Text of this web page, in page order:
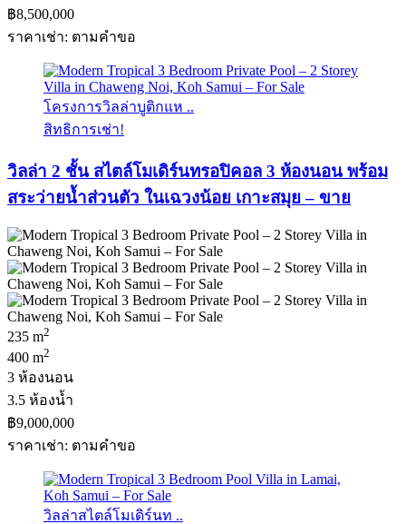
฿8,500,000
ราคาเช่า: ตามคําขอ
โครงการวิลล่าบูติกแห ..
สิทธิการเช่า!
วิลล่า 2 ชั้น สไตล์โมเดิร์นทรอปิคอล 3 ห้องนอน พร้อม
สระว่ายน้ำส่วนตัว ในเฉวงน้อย เกาะสมุย – ขาย
235 m2
400 m2
3 ห้องนอน
3.5 ห้องน้ำ
฿9,000,000
ราคาเช่า: ตามคําขอ
วิลล่าสไตล์โมเดิร์นท ..